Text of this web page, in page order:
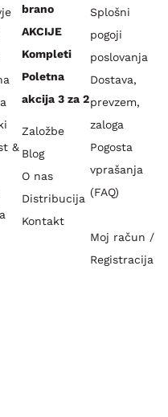
&
brano
AKCIJE
Kompleti
Poletna
akcija 3 za 2
Založbe
Blog
O nas
Distribucija
Kontakt
Splošni
pogoji
poslovanja
Dostava,
prevzem,
zaloga
Pogosta
vprašanja
(FAQ)
Moj račun /
Registracija